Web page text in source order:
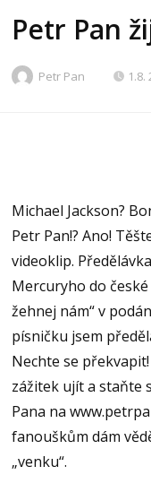
Petr Pan
Petr Pan 1.8.
Michael Jackson?
Petr Pan!? Ano!
videoklip.
Mercuryho do
žehnej nám“ v
písničku jsem
Nechte se
zážitek ujít a staňte
Pana na
fanouškům dám
„venku“.